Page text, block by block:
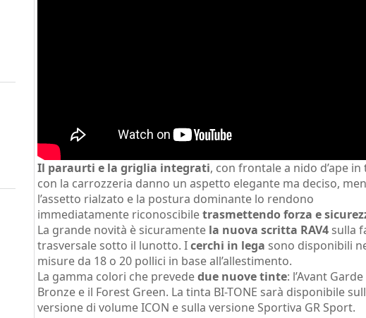
Il paraurti e la griglia integrati, con frontale a nido d’ape in
con la carrozzeria danno un aspetto elegante ma deciso,
l’assetto rialzato e la postura dominante lo rendono
immediatamente riconoscibiletrasmettendo forza e
La grande novità è sicuramente la nuova scritta RAV4 sulla
trasversale sotto il lunotto. Icerchi in lega sono disponibili
misure da 18 o 20 pollici in base all’allestimento.
La gamma colori che prevededue nuove tinte: l’Avant Garde
Bronze e il Forest Green. La tinta BI-TONE sarà disponibile
versione di volume ICON e sulla versione Sportiva GR Sport.